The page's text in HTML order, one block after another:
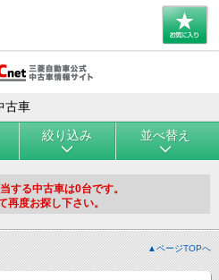
古車
絞り込み 並べ替え
する中古車は0台です。
再度お探し下さい。
▲ページTOPへ